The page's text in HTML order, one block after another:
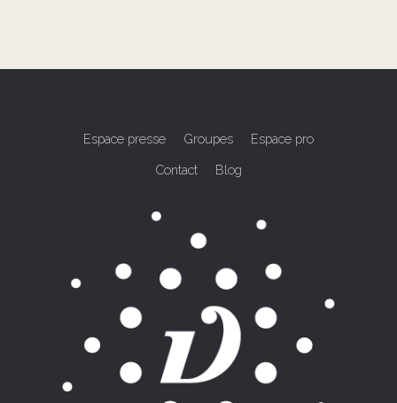
Espace presse Groupes Espace pro
Contact Blog